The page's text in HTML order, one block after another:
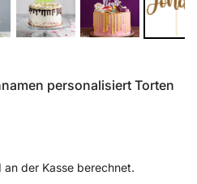
personalisiert Torten
an der Kasse berechnet.